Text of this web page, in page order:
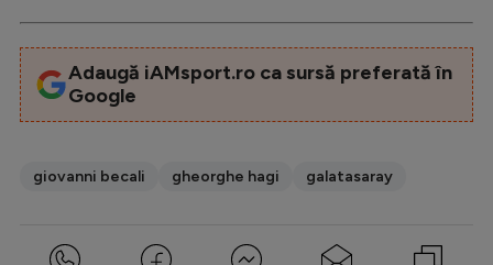
JO 2024
Adaugă iAMsport.ro ca sursă preferată în
Google
giovanni becali gheorghe hagi galatasaray